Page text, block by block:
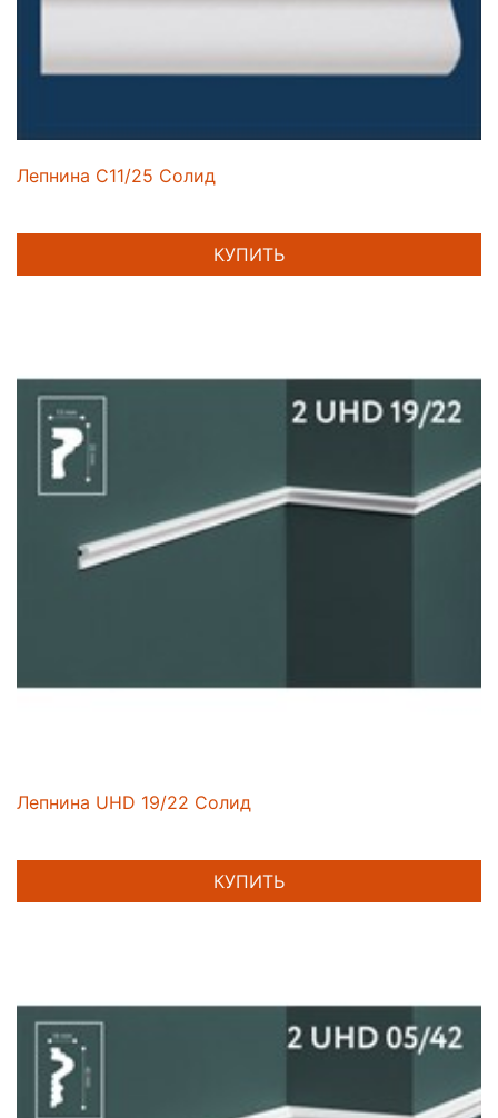
Лепнина C11/25 Солид
КУПИТЬ
Лепнина UHD 19/22 Солид
КУПИТЬ